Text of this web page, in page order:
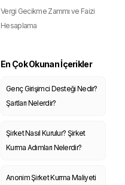
Vergi Gecikme Zammı ve Faizi
Hesaplama
En Çok Okunan İçerikler
Genç Girişimci Desteği Nedir?
Şartları Nelerdir?
Şirket Nasıl Kurulur? Şirket
Kurma Adımları Nelerdir?
Anonim Şirket Kurma Maliyeti